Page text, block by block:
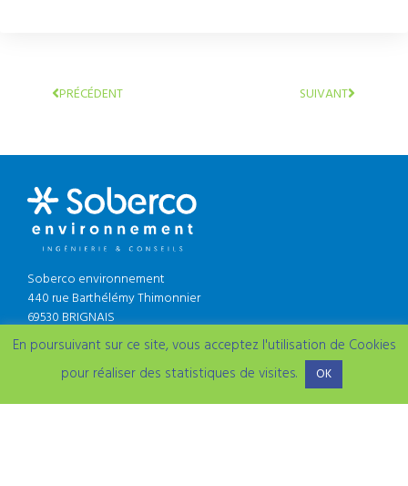
PRÉCÉDENT SUIVANT
Soberco environnement
440 rue Barthélémy Thimonnier
69530 BRIGNAIS
Tel : 04 78 51 93 88
etude@soberco-environnement.fr
Mentions légales/Contact
En poursuivant sur ce site, vous acceptez l'utilisation de Cookies
pour réaliser des statistiques de visites.
OK